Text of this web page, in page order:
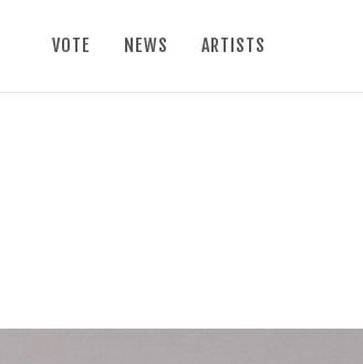
VOTE NEWS ARTISTS